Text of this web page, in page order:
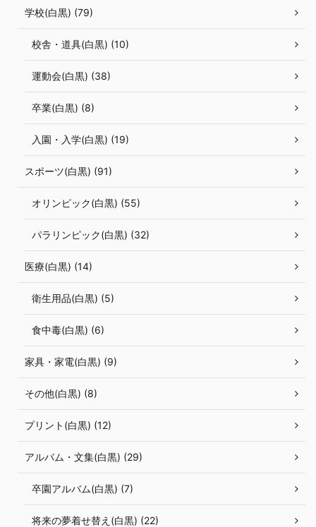
学校(白黒) (79)
校舎・道具(白黒) (10)
運動会(白黒) (38)
卒業(白黒) (8)
入園・入学(白黒) (19)
スポーツ(白黒) (91)
オリンピック(白黒) (55)
パラリンピック(白黒) (32)
医療(白黒) (14)
衛生用品(白黒) (5)
食中毒(白黒) (6)
家具・家電(白黒) (9)
その他(白黒) (8)
プリント(白黒) (12)
アルバム・文集(白黒) (29)
卒園アルバム(白黒) (7)
将来の夢着せ替え(白黒) (22)